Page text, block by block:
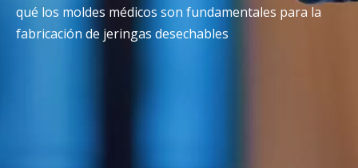
qué los moldes médicos son fundamentales para la
fabricación de jeringas desechables